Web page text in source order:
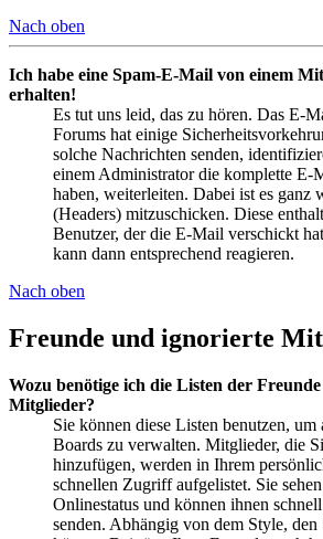
Nach oben
Ich habe eine Spam-E-Mail von einem
erhalten!
Es tut uns leid, das zu hören. Das E-
Forums hat einige
solche Nachrichten senden,
einem Administrator die komplette E-
haben, weiterleiten. Dabei ist es ganz
(Headers) mitzuschicken. Diese
Benutzer, der die E-Mail verschickt
kann dann entsprechend reagieren.
Nach oben
Freunde und ignorierte
Wozu benötige ich die Listen der
Mitglieder?
Sie können diese Listen benutzen,
Boards zu verwalten. Mitglieder, die
hinzufügen, werden in Ihrem
schnellen Zugriff aufgelistet. Sie
Onlinestatus und können ihnen
senden. Abhängig von dem Style, den